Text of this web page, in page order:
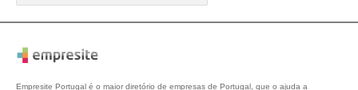
Empresite Portugal é o maior diretório de empresas de Portugal, que o ajuda a